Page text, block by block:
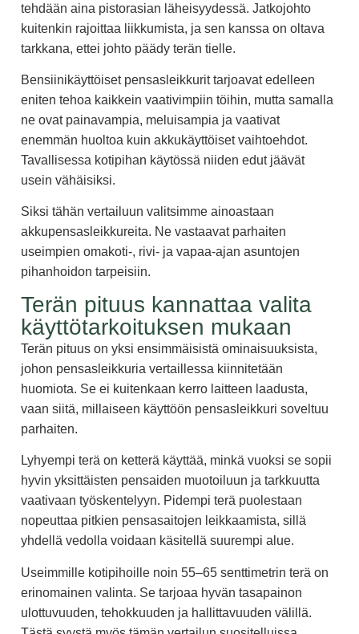
tehdään aina pistorasian läheisyydessä. Jatkojohto
kuitenkin rajoittaa liikkumista, ja sen kanssa on oltava
tarkkana, ettei johto päädy terän tielle.
Bensiinikäyttöiset pensasleikkurit tarjoavat edelleen
eniten tehoa kaikkein vaativimpiin töihin, mutta samalla
ne ovat painavampia, meluisampia ja vaativat
enemmän huoltoa kuin akkukäyttöiset vaihtoehdot.
Tavallisessa kotipihan käytössä niiden edut jäävät
usein vähäisiksi.
Siksi tähän vertailuun valitsimme ainoastaan
akkupensasleikkureita. Ne vastaavat parhaiten
useimpien omakoti-, rivi- ja vapaa-ajan asuntojen
pihanhoidon tarpeisiin.
Terän pituus kannattaa valita
käyttötarkoituksen mukaan
Terän pituus on yksi ensimmäisistä ominaisuuksista,
johon pensasleikkuria vertaillessa kiinnitetään
huomiota. Se ei kuitenkaan kerro laitteen laadusta,
vaan siitä, millaiseen käyttöön pensasleikkuri soveltuu
parhaiten.
Lyhyempi terä on ketterä käyttää, minkä vuoksi se sopii
hyvin yksittäisten pensaiden muotoiluun ja tarkkuutta
vaativaan työskentelyyn. Pidempi terä puolestaan
nopeuttaa pitkien pensasaitojen leikkaamista, sillä
yhdellä vedolla voidaan käsitellä suurempi alue.
Useimmille kotipihoille noin 55–65 senttimetrin terä on
erinomainen valinta. Se tarjoaa hyvän tasapainon
ulottuvuuden, tehokkuuden ja hallittavuuden välillä.